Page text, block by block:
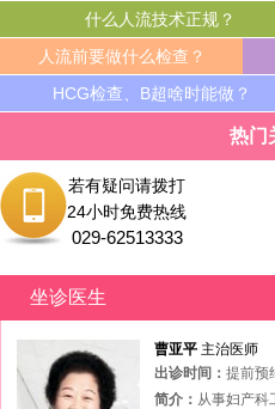
什么人流技术正规？
人流前要做什么检查？
HCG检查、B超啥时能做？
热门
若有疑问请拨打
24小时免费热线
029-62513333
坐诊医生
曹亚平 主治医师
出诊时间： 提前预
简介： 从事妇产科